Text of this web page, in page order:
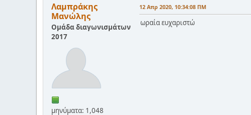
Λαμπράκης
Μανώλης
Ομάδα διαγωνισμάτων
2017
μηνύματα: 1,048
12 Απρ 2020, 10:34:08 ΠΜ
ωραία ευχαριστώ